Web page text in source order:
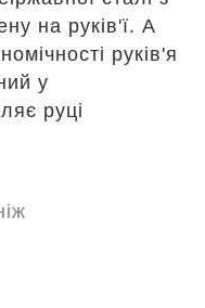
на руків'ї. А
руків'я
у
руці